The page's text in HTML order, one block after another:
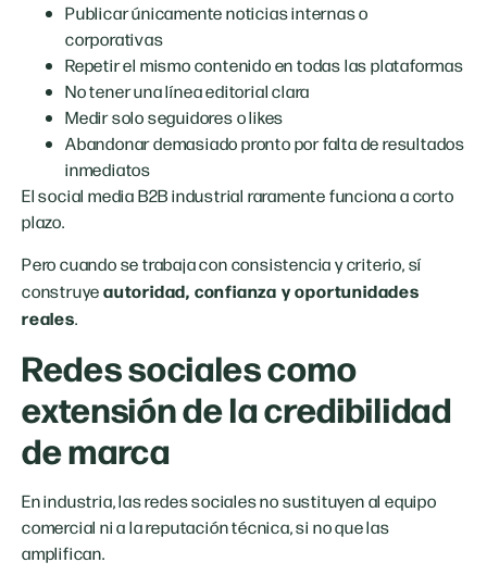
Publicar únicamente noticias internas o
corporativas
Repetir el mismo contenido en todas las plataformas
No tener una línea editorial clara
Medir solo seguidores o likes
Abandonar demasiado pronto por falta de resultados
inmediatos
El social media B2B industrial raramente funciona a corto
plazo.
Pero cuando se trabaja con consistencia y criterio, sí
construyeautoridad, confianza y oportunidades
reales.
Redes sociales como
extensión de la credibilidad
de marca
En industria, las redes sociales no sustituyen al equipo
comercial ni a la reputación técnica, si no que las
amplifican.